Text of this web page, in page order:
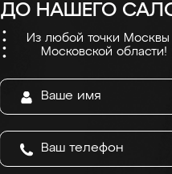
ДО НАШЕГО
Из любой точки Москвы
Московской области!